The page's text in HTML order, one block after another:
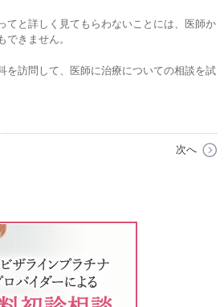
てと詳しく見てもらわないことには、医師か
できません。
を訪問して、医師に治療についての相談を試
次へ